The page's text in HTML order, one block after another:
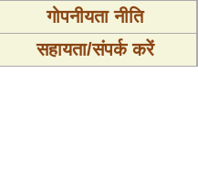
गोपनीयता नीति
सहायता/संपर्क करें